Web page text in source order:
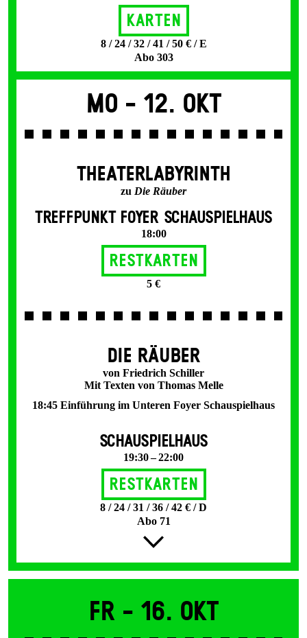
Karten
8 / 24 / 32 / 41 / 50 € / E
Abo 303
Mo - 12. Okt
THEATERLABYRINTH
zu Die Räuber
TREFFPUNKT FOYER SCHAUSPIELHAUS
18:00
Restkarten
5 €
DIE RÄUBER
von Friedrich Schiller
Mit Texten von Thomas Melle
18:45 Einführung im Unteren Foyer Schauspielhaus
SCHAUSPIELHAUS
19:30 – 22:00
Restkarten
8 / 24 / 31 / 36 / 42 € / D
Abo 71
Fr - 16. Okt